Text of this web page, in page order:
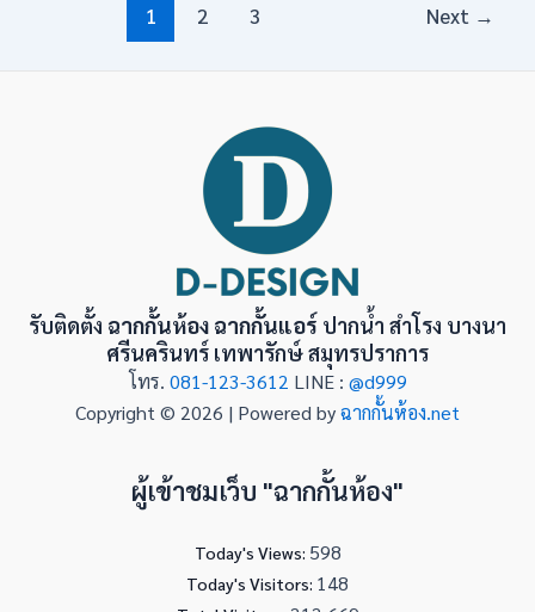
1 2 3 Next →
รับติดตั้ง ฉากกั้นห้อง ฉากกั้นแอร์ ปากน้ำ สำโรง บางนา
ศรีนครินทร์ เทพารักษ์ สมุทรปราการ
โทร. 081-123-3612 LINE : @d999
Copyright © 2026 | Powered byฉากกั้นห้อง.net
ผู้เข้าชมเว็บ "ฉากกั้นห้อง"
Today's Views: 598
Today's Visitors: 148